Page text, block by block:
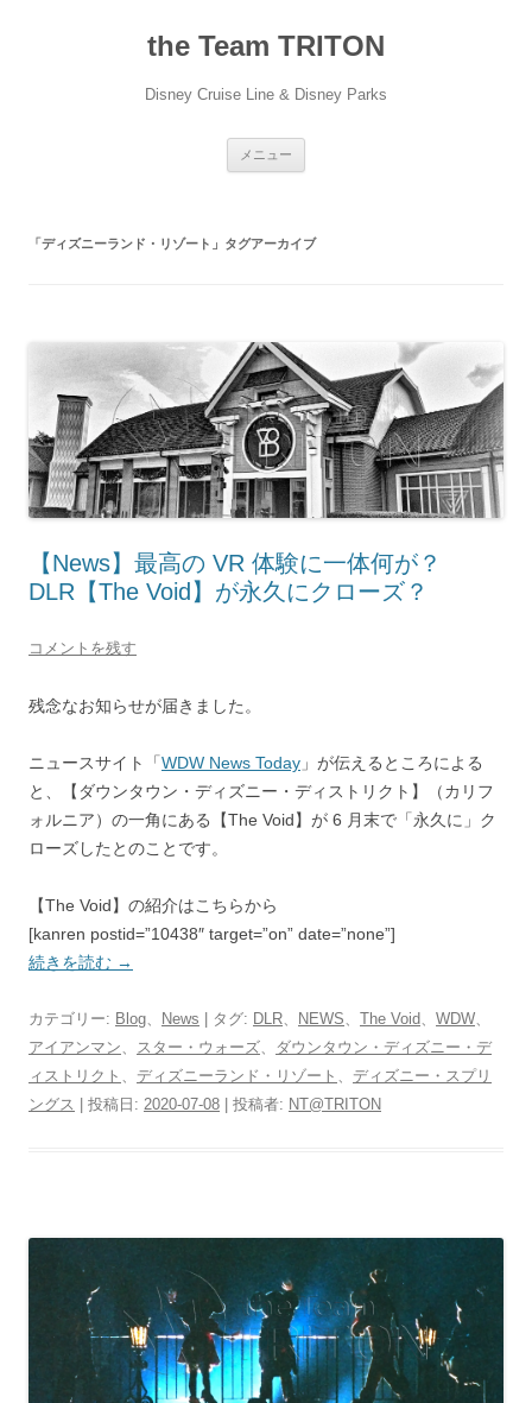
the Team TRITON
Disney Cruise Line & Disney Parks
メニュー
「ディズニーランド・リゾート 」タグアーカイブ
【News】最高の VR 体験に一体何が？
DLR【The Void】が永久にクローズ？
コメントを残す
残念なお知らせが届きました。
ニュースサイト「WDW News Today 」が伝えるところによる
と、【ダウンタウン・ディズニー・ディストリクト】（カリフ
ォルニア）の一角にある【The Void】が 6 月末で「永久に」ク
ローズしたとのことです。
【The Void】の紹介はこちらから
[kanren postid=”10438″ target=”on” date=”none”]
続きを読む →
カテゴリー: Blog、 News | タグ: DLR、 NEWS、 The Void、 WDW、
アイアンマン、 スター・ウォーズ、 ダウンタウン・ディズニー・デ
ィストリクト 、 ディズニーランド・リゾート 、 ディズニー・スプリ
ングス
| 投稿日: 2020-07-08 投稿者: NT@TRITON